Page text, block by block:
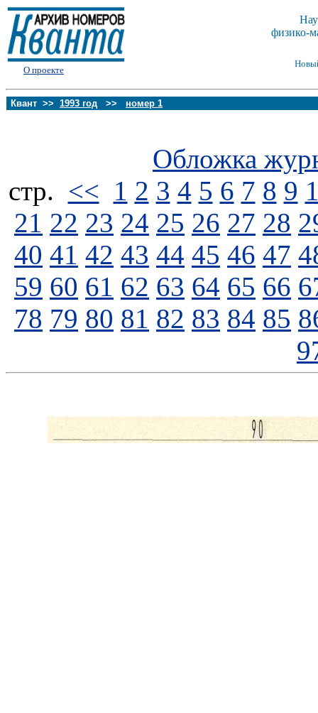
О проекте
физико-
Квант >> 1993 год >> номер 1
Обложка
стp. << 1 2 3 4 5 6 7 8 9
21 22 23 24 25 26 27 28
40 41 42 43 44 45 46 47
59 60 61 62 63 64 65 66
78 79 80 81 82 83 84 85